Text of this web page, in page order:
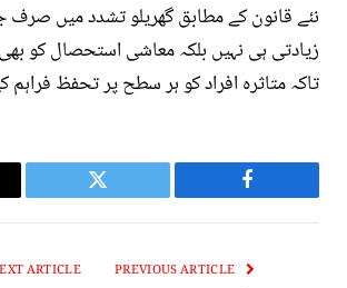
نئے قانون کے مطابق گھریلو تشدد میں
زیادتی ہی نہیں بلکہ معاشی استحصال کو
تاکہ متاثرہ افراد کو ہر سطح پر تحفظ فراہم
Facebook
Twitter
ARTICLE